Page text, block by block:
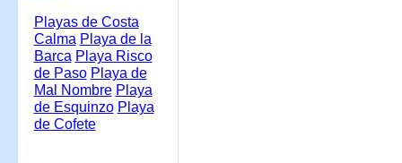
Playas de Costa
Calma Playa de la
Barca Playa Risco
de Paso Playa de
Mal Nombre Playa
de Esquinzo Playa
de Cofete